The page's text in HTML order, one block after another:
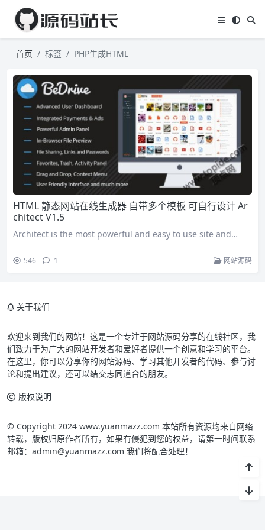
首页 标签 PHP生成HTML
HTML 静态网站在线生成器 自带多个模板 可自行设计 Ar
chitect V1.5
Architect is the most powerful and easy to use site and…
546 1 网站源码
关于我们
欢迎来到我们的网站！这是一个专注于网站源码分享的在线社区，我
们致力于为广大的网站开发者和爱好者提供一个创意和学习的平台。
在这里，你可以分享你的网站源码、学习其他开发者的代码、参与讨
论和提出建议，还可以结交志同道合的朋友。
版权说明
© Copyright 2024 www.yuanmazz.com 本站所有资源均来自网络
转载，版权归原作者所有，如果有侵犯到您的权益，请第一时间联系
邮箱：admin@yuanmazz.com 我们将配合处理！